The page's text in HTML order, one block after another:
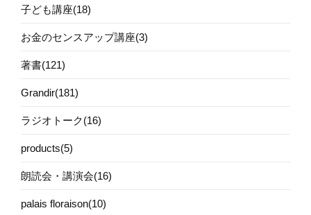
子ども講座(18)
お金のセンスアップ講座(3)
著書(121)
Grandir(181)
ラジオトーク(16)
products(5)
朗読会・講演会(16)
palais floraison(10)